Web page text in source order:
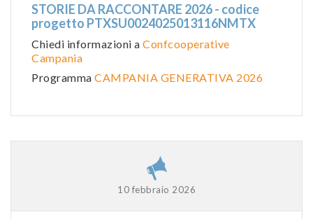
STORIE DA RACCONTARE 2026 - codice
progetto PTXSU0024025013116NMTX
Chiedi informazioni a Confcooperative
Campania
Programma CAMPANIA GENERATIVA 2026
10 febbraio 2026